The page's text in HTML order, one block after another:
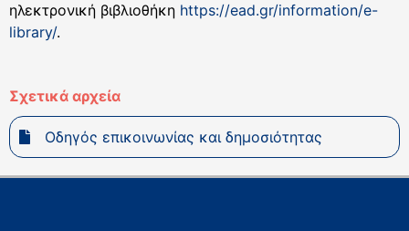
ηλεκτρονική βιβλιοθήκη https://ead.gr/information/e-
library/.
Σχετικά αρχεία
Οδηγός επικοινωνίας και δημοσιότητας